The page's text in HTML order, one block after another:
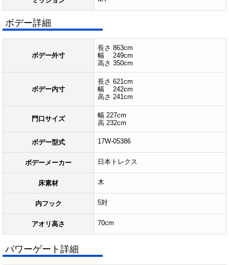
ボデー詳細
ボデー外寸
長さ 863cm
幅 249cm
高さ 350cm
ボデー内寸
長さ 621cm
幅 242cm
高さ 241cm
門口サイズ
幅 227cm
高 232cm
ボデー型式 17W-05386
ボデーメーカー 日本トレクス
床素材 木
内フック 5対
アオリ高さ 70cm
パワーゲート詳細